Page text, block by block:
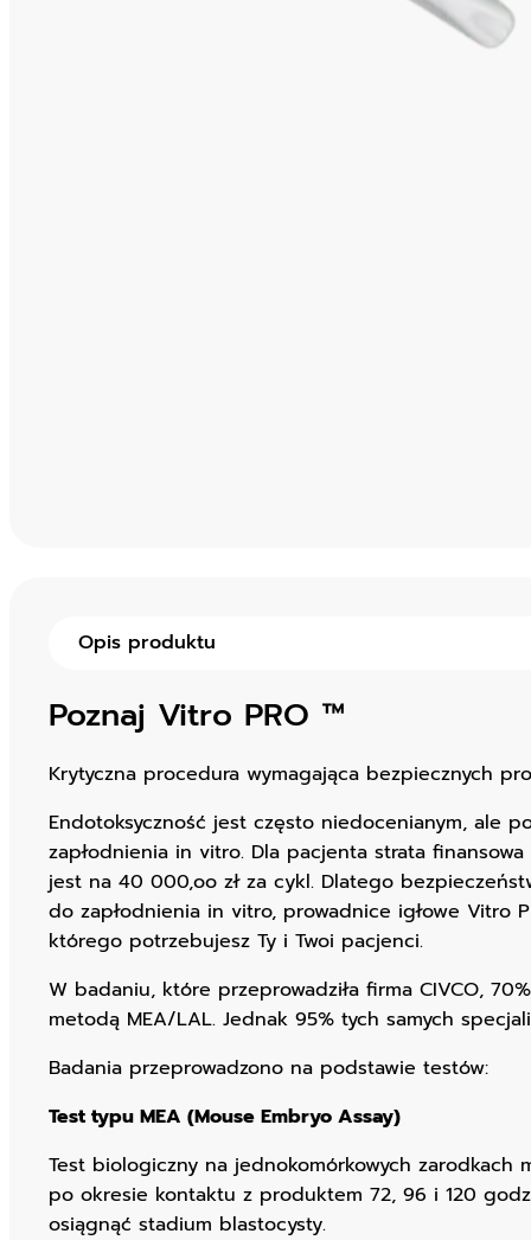
Opis produktu
Poznaj Vitro PRO ™
Krytyczna procedura wymagająca bezpiecznych
Endotoksyczność jest często niedocenianym, ale
zapłodnienia in vitro. Dla pacjenta strata
jest na 40 000,oo zł za cykl. Dlatego
do zapłodnienia in vitro, prowadnice igłowe Vitro
którego potrzebujesz Ty i Twoi pacjenci.
W badaniu, które przeprowadziła firma CIVCO,
metodą MEA/LAL. Jednak 95% tych samych
Badania przeprowadzono na podstawie testów:
Test typu MEA (Mouse Embryo Assay)
Test biologiczny na jednokomórkowych zarodkach
po okresie kontaktu z produktem 72, 96 i 120
osiągnąć stadium blastocysty.